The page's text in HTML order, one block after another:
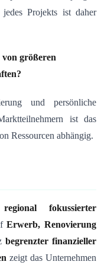
Projekts ist daher
von größeren
und persönliche
ist das
Ressourcen abhängig.
fokussierter
Erwerb, Renovierung
begrenzter finanzieller
zeigt das Unternehmen